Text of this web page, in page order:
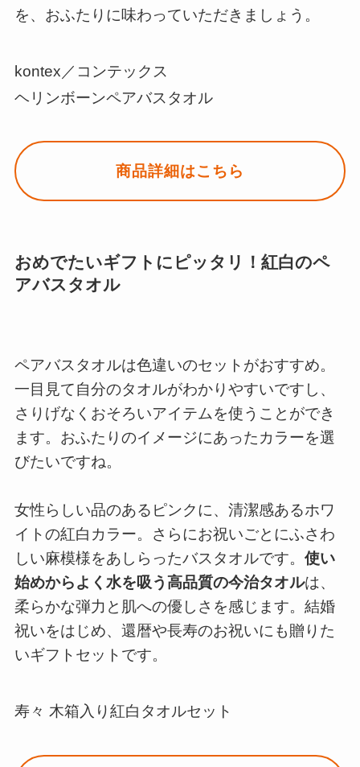
を、おふたりに味わっていただきましょう。
kontex／コンテックス
ヘリンボーンペアバスタオル
商品詳細はこちら
おめでたいギフトにピッタリ！紅白のペ
アバスタオル
ペアバスタオルは色違いのセットがおすすめ。
一目見て自分のタオルがわかりやすいですし、
さりげなくおそろいアイテムを使うことができ
ます。おふたりのイメージにあったカラーを選
びたいですね。
女性らしい品のあるピンクに、清潔感あるホワ
イトの紅白カラー。さらにお祝いごとにふさわ
しい麻模様をあしらったバスタオルです。 使い
始めからよく水を吸う高品質の今治タオルは、
柔らかな弾力と肌への優しさを感じます。結婚
祝いをはじめ、還暦や長寿のお祝いにも贈りた
いギフトセットです。
寿々 木箱入り紅白タオルセット